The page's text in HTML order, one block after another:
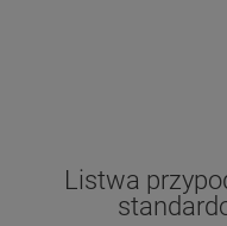
Listwa